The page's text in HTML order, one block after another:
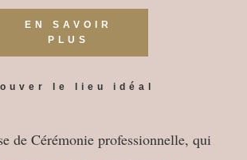
EN SAVOIR
PLUS
le lieu idéal
de Cérémonie professionnelle, qui